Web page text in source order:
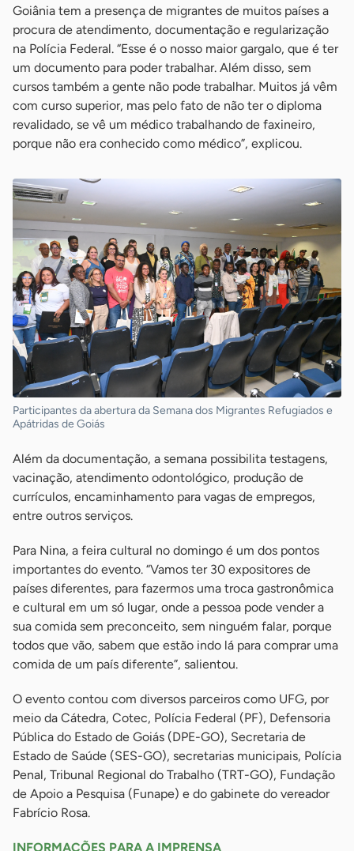
Goiânia tem a presença de migrantes de muitos países a
procura de atendimento, documentação e regularização
na Polícia Federal. “Esse é o nosso maior gargalo, que é ter
um documento para poder trabalhar. Além disso, sem
cursos também a gente não pode trabalhar. Muitos já vêm
com curso superior, mas pelo fato de não ter o diploma
revalidado, se vê um médico trabalhando de faxineiro,
porque não era conhecido como médico”, explicou.
Participantes da abertura da Semana dos Migrantes Refugiados e
Apátridas de Goiás
Além da documentação, a semana possibilita testagens,
vacinação, atendimento odontológico, produção de
currículos, encaminhamento para vagas de empregos,
entre outros serviços.
Para Nina, a feira cultural no domingo é um dos pontos
importantes do evento. “Vamos ter 30 expositores de
países diferentes, para fazermos uma troca gastronômica
e cultural em um só lugar, onde a pessoa pode vender a
sua comida sem preconceito, sem ninguém falar, porque
todos que vão, sabem que estão indo lá para comprar uma
comida de um país diferente”, salientou.
O evento contou com diversos parceiros como UFG, por
meio da Cátedra, Cotec, Polícia Federal (PF), Defensoria
Pública do Estado de Goiás (DPE-GO), Secretaria de
Estado de Saúde (SES-GO), secretarias municipais, Polícia
Penal, Tribunal Regional do Trabalho (TRT-GO), Fundação
de Apoio a Pesquisa (Funape) e do gabinete do vereador
Fabrício Rosa.
INFORMAÇÕES PARA A IMPRENSA